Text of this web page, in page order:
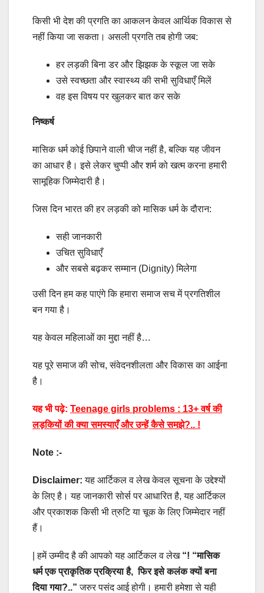
किसी भी देश की प्रगति का आकलन केवल आर्थिक विकास से
नहीं किया जा सकता। असली प्रगति तब होगी जब:
हर लड़की बिना डर और झिझक के स्कूल जा सके
उसे स्वच्छता और स्वास्थ्य की सभी सुविधाएँ मिलें
वह इस विषय पर खुलकर बात कर सके
निष्कर्ष
मासिक धर्म कोई छिपाने वाली चीज नहीं है, बल्कि यह जीवन
का आधार है। इसे लेकर चुप्पी और शर्म को खत्म करना हमारी
सामूहिक जिम्मेदारी है।
जिस दिन भारत की हर लड़की को मासिक धर्म के दौरान:
सही जानकारी
उचित सुविधाएँ
और सबसे बढ़कर सम्मान (Dignity) मिलेगा
उसी दिन हम कह पाएंगे कि हमारा समाज सच में प्रगतिशील
बन गया है।
यह केवल महिलाओं का मुद्दा नहीं है…
यह पूरे समाज की सोच, संवेदनशीलता और विकास का आईना
है।
यह भी पढ़े: Teenage girls problems : 13+ वर्ष की
लड़कियों की क्या समस्याएँ और उन्हें कैसे समझे?.. !
Note :-
Disclaimer: यह आर्टिकल व लेख केवल सूचना के उद्देश्यों
के लिए है। यह जानकारी सोर्स पर आधारित है, यह आर्टिकल
और प्रकाशक किसी भी त्रुटि या चूक के लिए जिम्मेदार नहीं
हैं।
| हमें उम्मीद है की आपको यह आर्टिकल व लेख “! “मासिक
धर्म एक प्राकृतिक प्रक्रिया है, फिर इसे कलंक क्यों बना
दिया गया?..” जरुर पसंद आई होगी। हमारी हमेशा से यही